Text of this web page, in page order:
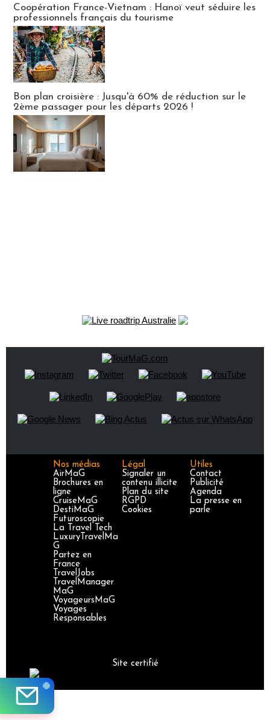
Coopération France-Vietnam : Hanoï veut séduire les
professionnels français du tourisme
Bon plan croisière : Jusqu'à 60% de réduction sur le
2ème passager pour les départs 2026 !
Nos médias
AirMaG
Brochures en
ligne
CruiseMaG
DestiMaG
Futuroscopie
La Travel Tech
LuxuryTravelMa
G
Partez en
France
TravelJobs
TravelManager
MaG
VoyageursMaG
Voyages
Responsables
Légal
Signaler un
contenu illicite
Plan du site
RGPD
Cookies
Utiles
Contact
Publicité
Agenda
La presse en
parle
Site certifié